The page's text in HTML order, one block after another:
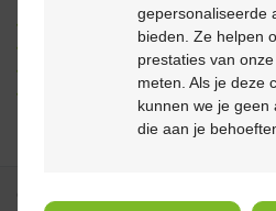
levering in je
levering thuis vanaf €55
betalen
Klantendienstvia chat of
gepersonaliseerde
bieden. Ze helpen
prestaties van
meten. Als je deze
kunnen we je geen
die aan je